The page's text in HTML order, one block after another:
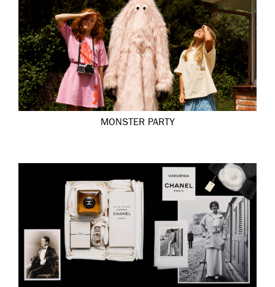
MONSTER PARTY